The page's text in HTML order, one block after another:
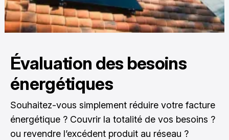
Évaluation des besoins
énergétiques
Souhaitez-vous simplement réduire votre facture
énergétique ? Couvrir la totalité de vos besoins ?
ou revendre l’excédent produit au réseau ?